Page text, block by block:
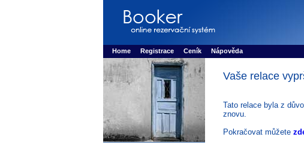
Rezervujse - Port�l pro online rezervace sportu
Home Registrace Ceník Nápověda
Vaše relace
Tato relace byla z
znovu.
Pokračovat můžete